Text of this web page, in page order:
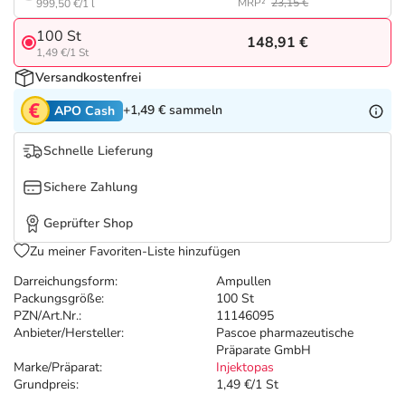
Tierapotheke
Vitamine & Mineralstoffe
Marken
Salus Deals
Darreichungsform:
Ampullen
Packungsgröße:
100 St
PZN/Art.Nr.:
11146095
Anbieter/Hersteller:
Pascoe pharmazeutische
Präparate GmbH
Marke/Präparat:
Injektopas
Grundpreis:
1,49 €/1 St
999,50 €/1 l
100 St
1,49 €/1 St
148,91 €
Versandkostenfrei
APO Cash +1,49 € sammeln
Schnelle Lieferung
Sichere Zahlung
Geprüfter Shop
Zu meiner Favoriten-Liste hinzufügen